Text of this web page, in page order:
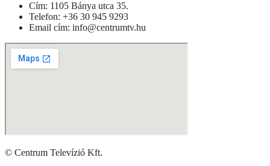
Cím: 1105 Bánya utca 35.
Telefon: +36 30 945 9293
Email cím: info@centrumtv.hu
© Centrum Televízió Kft.